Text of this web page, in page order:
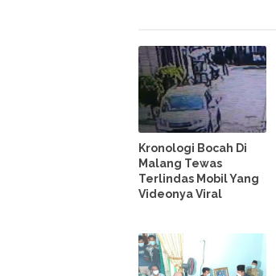
Kronologi Bocah Di
Malang Tewas
Terlindas Mobil Yang
Videonya Viral